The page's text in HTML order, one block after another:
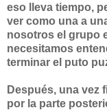
eso lleva tiempo,
ver como una a
nosotros el grupo
necesitamos
terminar el puto
Después, una vez
por la parte